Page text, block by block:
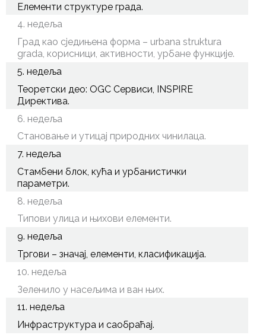
Елементи структуре града.
4. недеља
Град као сједињена форма – urbana struktura
grada, корисници, активности, урбане функције.
5. недеља
Теоретски део: OGC Сервиси, INSPIRE
Директива.
6. недеља
Становање и утицај природних чинилаца.
7. недеља
Стамбени блок, кућа и урбанистички
параметри.
8. недеља
Типови улица и њихови елементи.
9. недеља
Тргови – значај, елементи, класификација.
10. недеља
Зеленило у насељима и ван њих.
11. недеља
Инфраструктура и саобраћај.